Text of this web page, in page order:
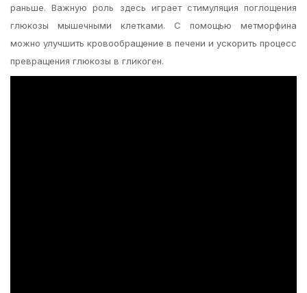
раньше. Важную роль здесь играет стимуляция поглощения
глюкозы мышечными клетками. С помощью метморфина
можно улучшить кровообращение в печени и ускорить процесс
превращения глюкозы в гликоген.